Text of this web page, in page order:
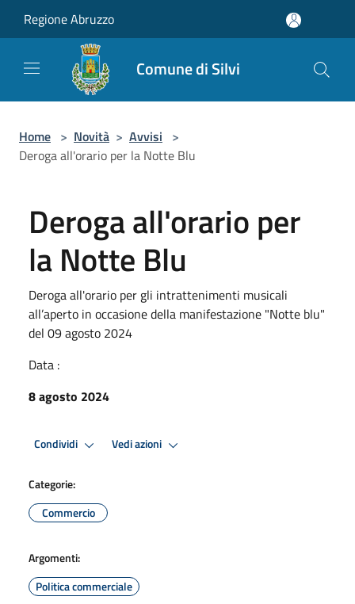
Regione Abruzzo
Comune di Silvi
Home > Novità > Avvisi >
Deroga all'orario per la Notte Blu
Deroga all'orario per
la Notte Blu
Deroga all'orario per gli intrattenimenti musicali
all’aperto in occasione della manifestazione "Notte blu"
del 09 agosto 2024
Data :
8 agosto 2024
Condividi Vedi azioni
Categorie:
Commercio
Argomenti:
Politica commerciale